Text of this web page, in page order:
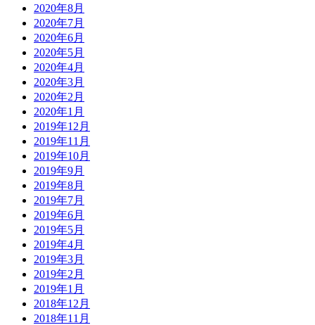
2020年8月
2020年7月
2020年6月
2020年5月
2020年4月
2020年3月
2020年2月
2020年1月
2019年12月
2019年11月
2019年10月
2019年9月
2019年8月
2019年7月
2019年6月
2019年5月
2019年4月
2019年3月
2019年2月
2019年1月
2018年12月
2018年11月